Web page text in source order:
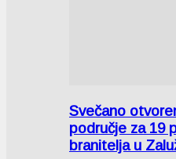
Svečano
područje za 19
branitelja u